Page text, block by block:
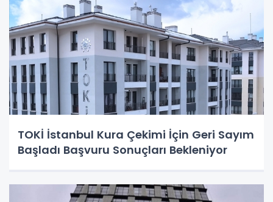
TOKİ İstanbul Kura Çekimi İçin Geri Sayım
Başladı Başvuru Sonuçları Bekleniyor